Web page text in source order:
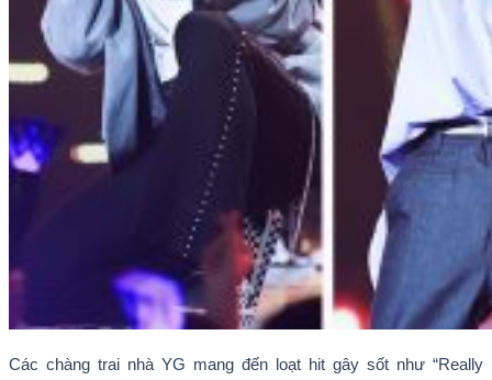
Các chàng trai nhà YG mang đến loạt hit gây sốt như “Really